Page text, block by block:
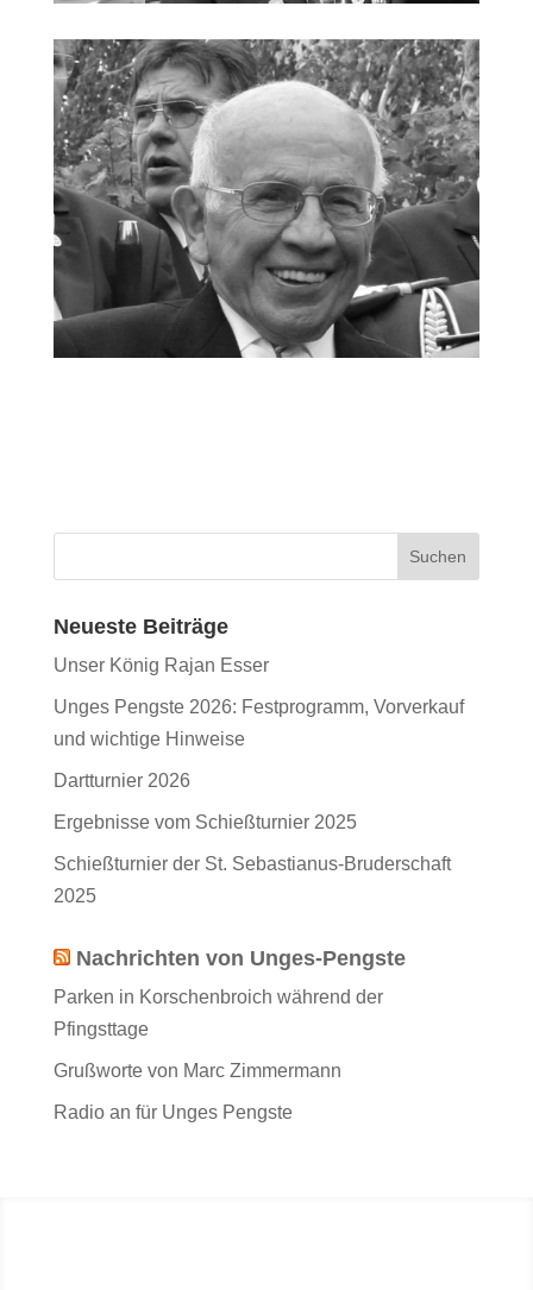
Neueste Beiträge
Unser König Rajan Esser
Unges Pengste 2026: Festprogramm, Vorverkauf
und wichtige Hinweise
Dartturnier 2026
Ergebnisse vom Schießturnier 2025
Schießturnier der St. Sebastianus-Bruderschaft
2025
Nachrichten von Unges-Pengste
Parken in Korschenbroich während der
Pfingsttage
Grußworte von Marc Zimmermann
Radio an für Unges Pengste